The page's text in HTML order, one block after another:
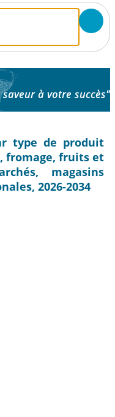
à votre succès"
type de produit
fromage, fruits et
magasins
2026-2034